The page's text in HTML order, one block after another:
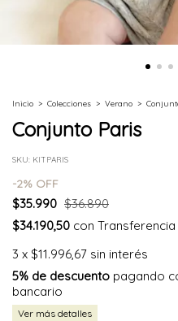
Inicio > Colecciones > Verano >
Conjunto Paris
SKU: KITPARIS
-2% OFF
$35.990 $36.890
$34.190,50 con
3 x $11.996,67 sin interés
5% de descuento pagando
bancario
Ver más detalles